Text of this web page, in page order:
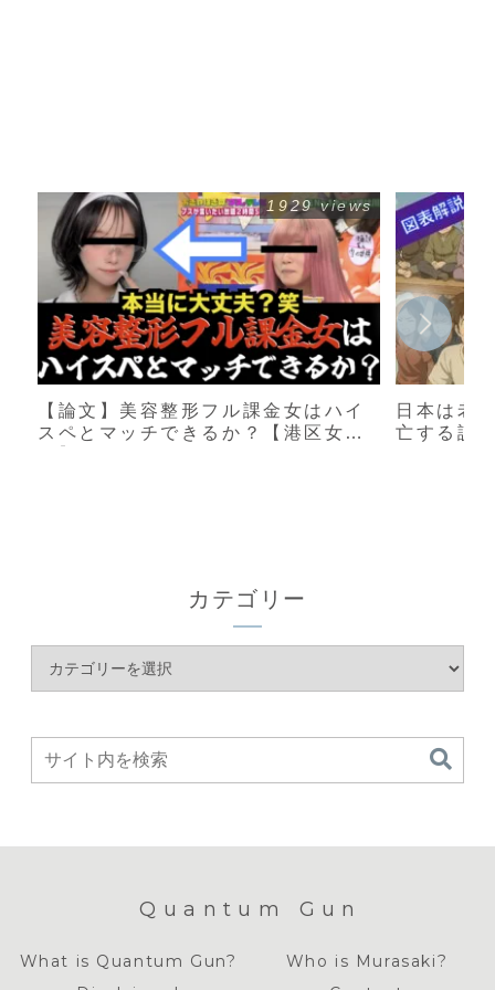
【論文】美容整形フル課金女はハイ
スペとマッチできるか？【港区女
1929 views
日本は老
亡する説
カテゴリー
Quantum Gun
What is Quantum Gun?
Who is Murasaki?